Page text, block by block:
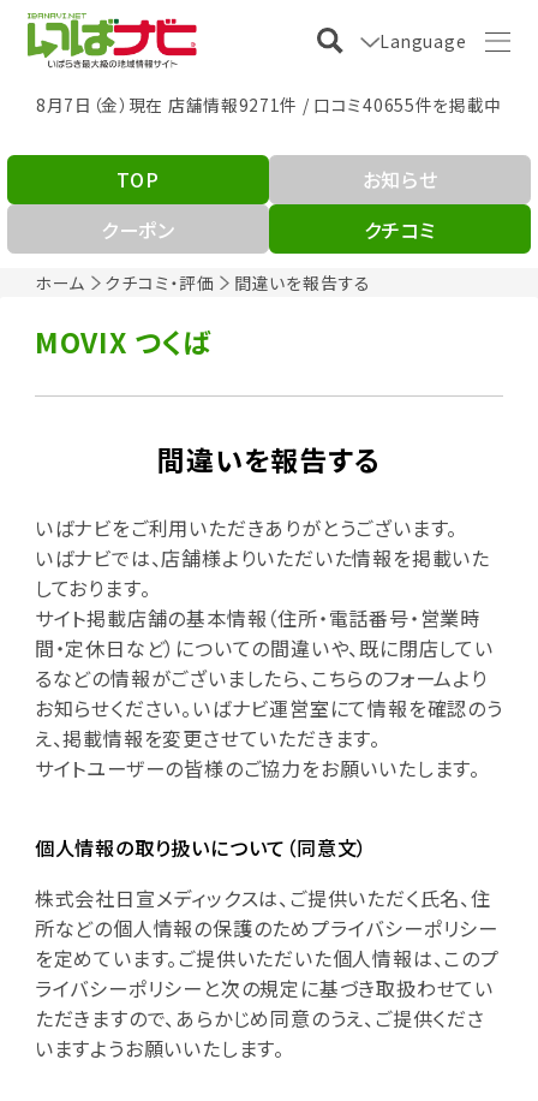
Language
8月7日（金）現在 店舗情報9271件 / 口コミ40655件を掲載中
ホーム クチコミ・評価 間違いを報告する
TOP
お知らせ
クーポン
クチコミ
MOVIX つくば
間違いを報告する
いばナビをご利用いただきありがとうございます。
いばナビでは、店舗様よりいただいた情報を掲載いた
しております。
サイト掲載店舗の基本情報（住所・電話番号・営業時
間・定休日など）についての間違いや、既に閉店してい
るなどの情報がございましたら、こちらのフォームより
お知らせください。いばナビ運営室にて情報を確認のう
え、掲載情報を変更させていただきます。
サイトユーザーの皆様のご協力をお願いいたします。
個人情報の取り扱いについて（同意文）
株式会社日宣メディックスは、ご提供いただく氏名、住
所などの個人情報の保護のためプライバシーポリシー
を定めています。ご提供いただいた個人情報は、このプ
ライバシーポリシーと次の規定に基づき取扱わせてい
ただきますので、あらかじめ同意のうえ、ご提供くださ
いますようお願いいたします。